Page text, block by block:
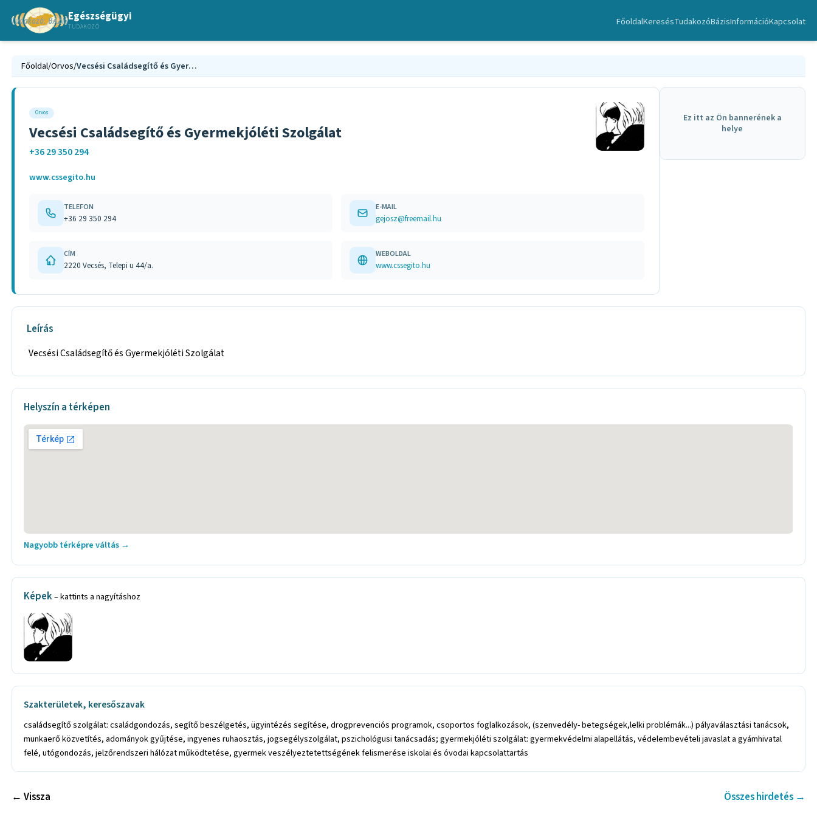
Egészségügyi
TUDAKOZÓ FőoldalKeresésTudakozóBázisInformációKapcsolat
Főoldal/Orvos/ Vecsési Családsegítő és Gyermekjóléti Szolgálat
Orvos
Vecsési Családsegítő és Gyermekjóléti Szolgálat
+36 29 350 294
www.cssegito.hu
TELEFON
+36 29 350 294
E-MAIL
gejosz@freemail.hu
CÍM
2220 Vecsés, Telepi u 44/a.
WEBOLDAL
www.cssegito.hu
Ez itt az Ön bannerének a
helye
Leírás
Vecsési Családsegítő és Gyermekjóléti Szolgálat
Helyszín a térképen
Nagyobb térképre váltás →
Képek– kattints a nagyításhoz
Szakterületek, keresőszavak
családsegítő szolgálat: családgondozás, segítő beszélgetés, ügyintézés segítése, drogprevenciós programok, csoportos foglalkozások, (szenvedély- betegségek,lelki problémák...) pályaválasztási tanácsok,
munkaerő közvetítés, adományok gyűjtése, ingyenes ruhaosztás, jogsegélyszolgálat, pszichológusi tanácsadás; gyermekjóléti szolgálat: gyermekvédelmi alapellátás, védelembevételi javaslat a gyámhivatal
felé, utógondozás, jelzőrendszeri hálózat működtetése, gyermek veszélyeztetettségének felismerése iskolai és óvodai kapcsolattartás
← Vissza Összes hirdetés →